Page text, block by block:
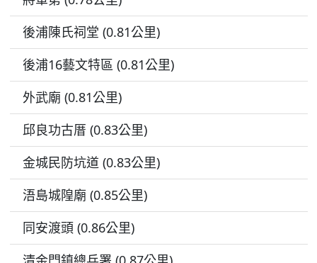
後浦陳氏祠堂 (0.81公里)
後浦16藝文特區 (0.81公里)
外武廟 (0.81公里)
邱良功古厝 (0.83公里)
金城民防坑道 (0.83公里)
浯島城隍廟 (0.85公里)
同安渡頭 (0.86公里)